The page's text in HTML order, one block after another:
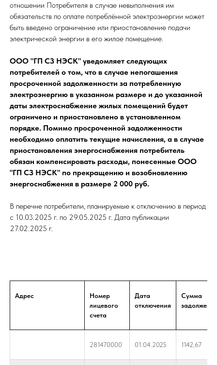
отношении Потребителя в случае невыполнения им
обязательств по оплате потреблённой электроэнергии может
быть введено ограничение или приостановление подачи
электрической энергии в его жилое помещение.
ООО "ГП СЗ НЭСК" уведомляет следующих
потребителей о том, что в случае непогашения
просроченной задолженности за потребленную
электроэнергию в указанном размере и до указанной
даты электроснабжение жилых помещений будет
ограничено и приостановлено в установленном
порядке. Помимо просроченной задолженности
необходимо оплатить текущие начисления, а в случае
приостановления энергоснабжения потребитель
обязан компенсировать расходы, понесенные ООО
"ГП СЗ НЭСК" по прекращению и возобновлению
энергоснабжения в размере 2 000 руб.
В перечне потребители, планируемые к отключению в период
с 10.03.2025 г. по 29.05.2025 г. Дата публикации
27.02.2025 г.
Адрес
Номер
лицевого
счета
Дата
отключения
Сумма
281470000 01.04.2025 1142,67